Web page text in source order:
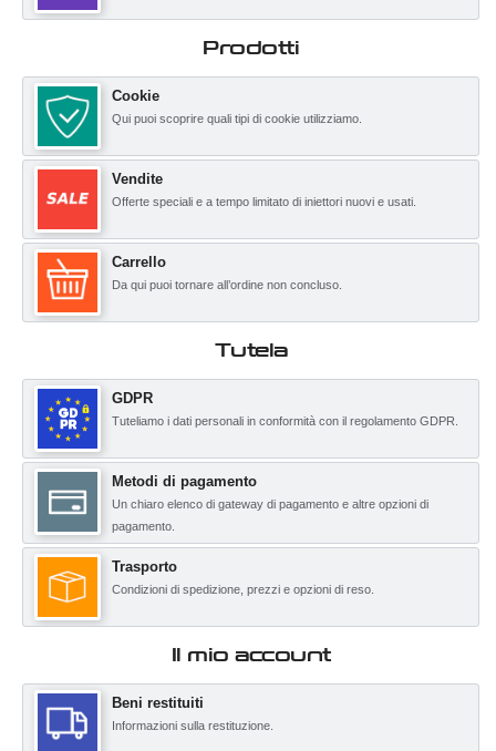
Prodotti
Cookie
Qui puoi scoprire quali tipi di cookie utilizziamo.
Vendite
Offerte speciali e a tempo limitato di iniettori nuovi e usati.
Carrello
Da qui puoi tornare all’ordine non concluso.
Tutela
GDPR
Tuteliamo i dati personali in conformità con il regolamento GDPR.
Metodi di pagamento
Un chiaro elenco di gateway di pagamento e altre opzioni di
pagamento.
Trasporto
Condizioni di spedizione, prezzi e opzioni di reso.
Il mio account
Beni restituiti
Informazioni sulla restituzione.